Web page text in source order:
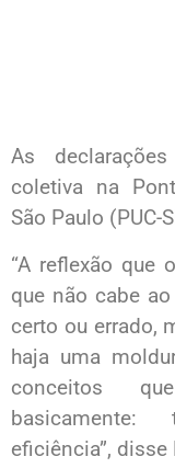
As
coletiva na
São Paulo (PUC-
“A reflexão que
que não cabe
certo ou errado,
haja uma
conceitos
basicamente:
eficiência”, disse